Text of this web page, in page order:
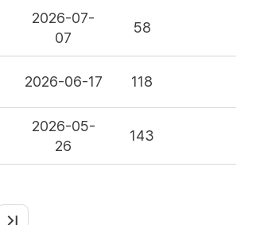
2026-07-
07
58
2026-06-17 118
2026-05-
26
143